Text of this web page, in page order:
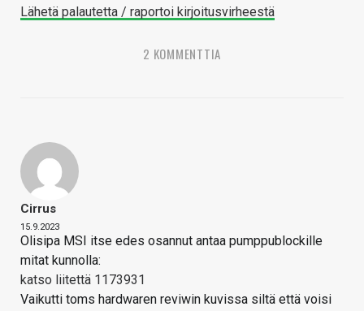
Lähetä palautetta / raportoi kirjoitusvirheestä
2 KOMMENTTIA
Cirrus
15.9.2023
Olisipa MSI itse edes osannut antaa pumppublockille
mitat kunnolla:
katso liitettä 1173931
Vaikutti toms hardwaren reviwin kuvissa siltä että voisi